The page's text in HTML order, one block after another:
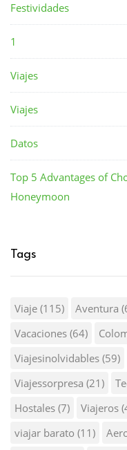
Festividades
1
Viajes
Viajes
Datos
Top 5 Advantages of
Honeymoon
Tags
Viaje (115) Aventura
Vacaciones (64)
Viajesinolvidables (59)
Viajessorpresa (21)
Hostales (7) Viajeros
viajar barato (11)